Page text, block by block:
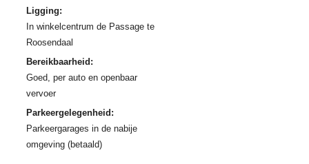
Ligging:
In winkelcentrum de Passage te
Roosendaal
Bereikbaarheid:
Goed, per auto en openbaar
vervoer
Parkeergelegenheid:
Parkeergarages in de nabije
omgeving (betaald)